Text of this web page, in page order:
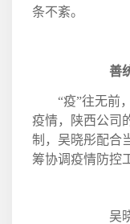
条不紊。
善
“疫”往无前
疫情，陕西公司
制，吴晓彤配合
筹协调疫情防控
吴